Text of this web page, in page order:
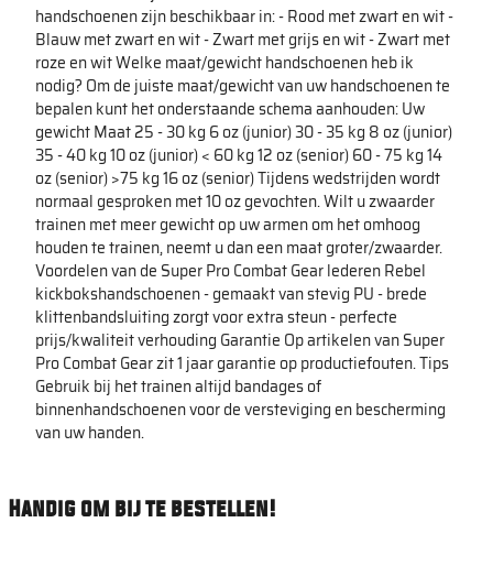
handschoenen zijn beschikbaar in: - Rood met zwart en wit -
Blauw met zwart en wit - Zwart met grijs en wit - Zwart met
roze en wit Welke maat/gewicht handschoenen heb ik
nodig? Om de juiste maat/gewicht van uw handschoenen te
bepalen kunt het onderstaande schema aanhouden: Uw
gewicht Maat 25 - 30 kg 6 oz (junior) 30 - 35 kg 8 oz (junior)
35 - 40 kg 10 oz (junior) < 60 kg 12 oz (senior) 60 - 75 kg 14
oz (senior) >75 kg 16 oz (senior) Tijdens wedstrijden wordt
normaal gesproken met 10 oz gevochten. Wilt u zwaarder
trainen met meer gewicht op uw armen om het omhoog
houden te trainen, neemt u dan een maat groter/zwaarder.
Voordelen van de Super Pro Combat Gear lederen Rebel
kickbokshandschoenen - gemaakt van stevig PU - brede
klittenbandsluiting zorgt voor extra steun - perfecte
prijs/kwaliteit verhouding Garantie Op artikelen van Super
Pro Combat Gear zit 1 jaar garantie op productiefouten. Tips
Gebruik bij het trainen altijd bandages of
binnenhandschoenen voor de versteviging en bescherming
van uw handen.
Handig om bij te bestellen!